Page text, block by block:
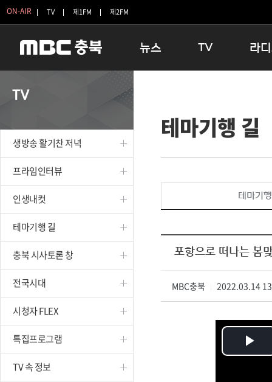
ON-AIR TV 제1FM 제2FM
뉴스
보은
옥천
TV
인생내컷
테마기행 길
시청자 FLEX
종영프로그램
라
16:00
우리 고
TV
생방송 활기찬 저녁
프라임인터뷰
인생내컷
테마기행 길
충북 시사토론 창
전국시대
시청자 FLEX
특집프로그램
TV 속 정보
테마기행 길
테마기
포항으로 떠나는 봄
MBC충북 2022.03.14